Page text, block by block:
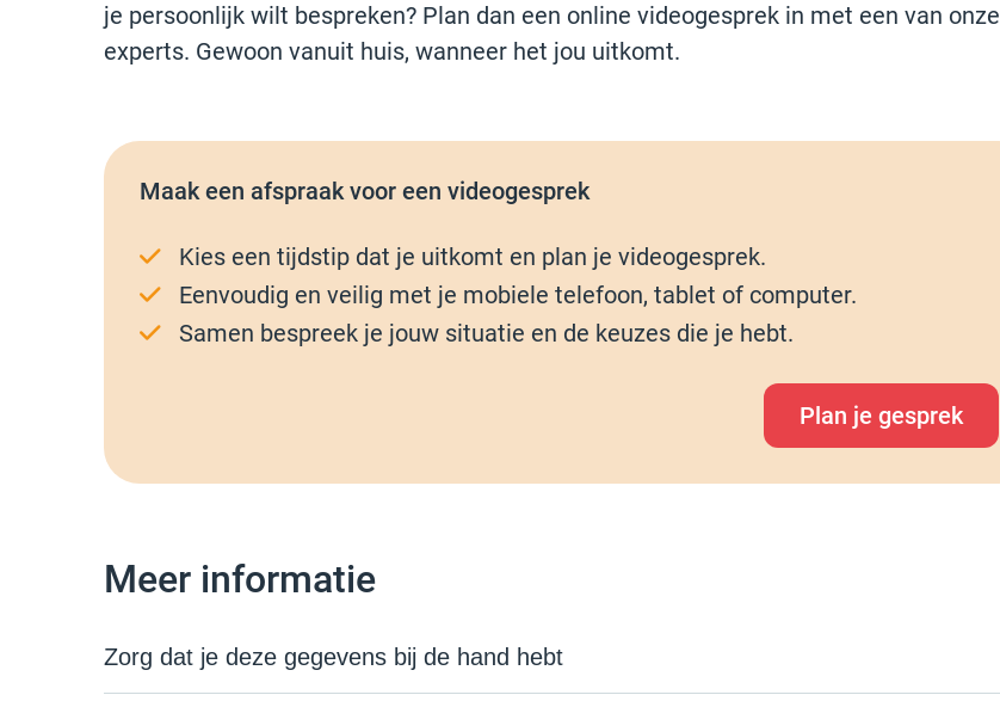
je persoonlijk wilt bespreken? Plan dan een online videogesprek in met een van onze
experts. Gewoon vanuit huis, wanneer het jou uitkomt.
Maak een afspraak voor een videogesprek
Kies een tijdstip dat je uitkomt en plan je videogesprek.
Eenvoudig en veilig met je mobiele telefoon, tablet of computer.
Samen bespreek je jouw situatie en de keuzes die je hebt.
Plan je gesprek
Meer informatie
Zorg dat je deze gegevens bij de hand hebt